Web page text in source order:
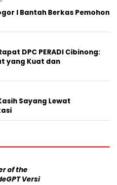
I Bantah Berkas Pemohon
DPC PERADI Cibinong:
yang Kuat dan
Sayang Lewat
of the
Versi